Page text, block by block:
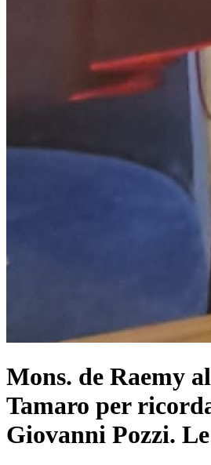
Mons. de Raemy
Tamaro per
Giovanni Pozzi.